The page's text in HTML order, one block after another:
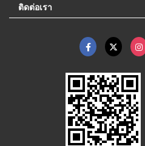
ติดต่อเรา